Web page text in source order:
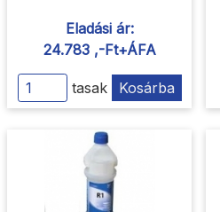
Eladási ár:
24.783 ,-Ft+ÁFA
tasak Kosárba